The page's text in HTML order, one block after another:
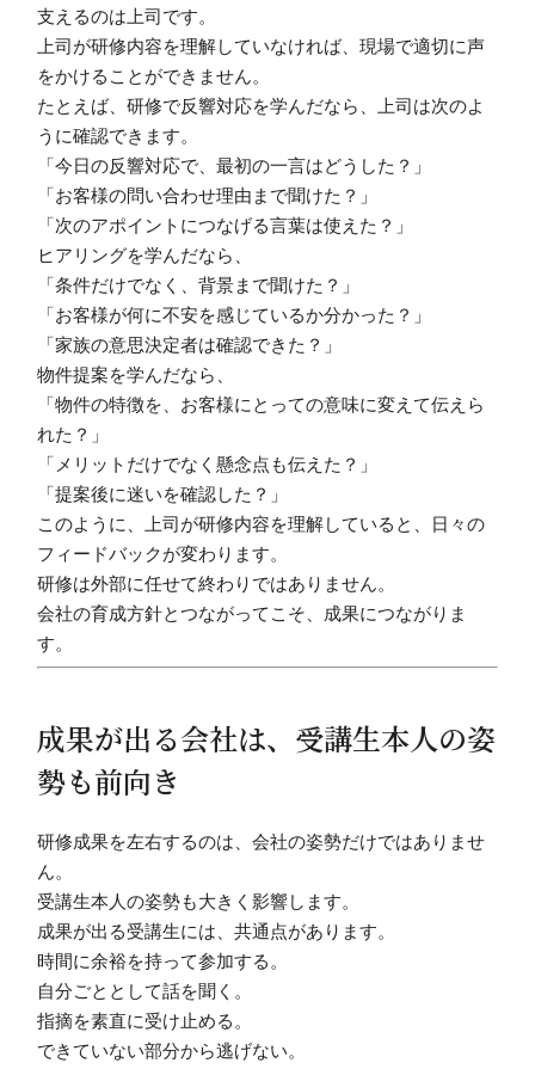
支えるのは上司です。
上司が研修内容を理解していなければ、現場で適切に声
をかけることができません。
たとえば、研修で反響対応を学んだなら、上司は次のよ
うに確認できます。
「今日の反響対応で、最初の一言はどうした？」
「お客様の問い合わせ理由まで聞けた？」
「次のアポイントにつなげる言葉は使えた？」
ヒアリングを学んだなら、
「条件だけでなく、背景まで聞けた？」
「お客様が何に不安を感じているか分かった？」
「家族の意思決定者は確認できた？」
物件提案を学んだなら、
「物件の特徴を、お客様にとっての意味に変えて伝えら
れた？」
「メリットだけでなく懸念点も伝えた？」
「提案後に迷いを確認した？」
このように、上司が研修内容を理解していると、日々の
フィードバックが変わります。
研修は外部に任せて終わりではありません。
会社の育成方針とつながってこそ、成果につながりま
す。
成果が出る会社は、受講生本人の姿
勢も前向き
研修成果を左右するのは、会社の姿勢だけではありませ
ん。
受講生本人の姿勢も大きく影響します。
成果が出る受講生には、共通点があります。
時間に余裕を持って参加する。
自分ごととして話を聞く。
指摘を素直に受け止める。
できていない部分から逃げない。